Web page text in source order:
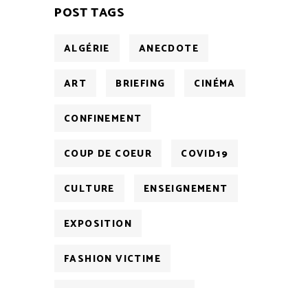
POST TAGS
ALGÉRIE ANECDOTE
ART BRIEFING CINÉMA
CONFINEMENT
COUP DE COEUR COVID19
CULTURE ENSEIGNEMENT
EXPOSITION
FASHION VICTIME